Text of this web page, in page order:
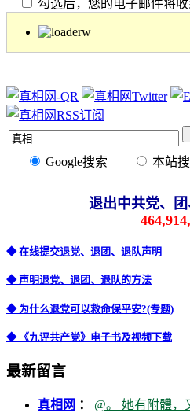
勾选后，您的电子邮件将收
Google搜索 本站
退出中共党、
◆ 在线提交退党、退团、退队声明
◆ 声明退党、退团、退队的方法
◆ 为什么退党可以救命保平安?(专题)
◆ 《九评共产党》电子书及视频下载
最新留言
真相网 ： @。 她有附體，